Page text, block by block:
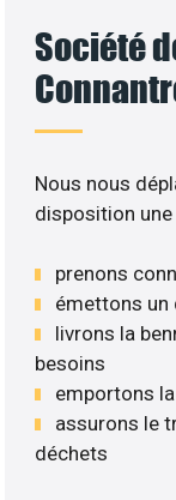
Société
Nous nous
disposition une
prenons
émettons un
livrons la
besoins
emportons
assurons le
déchets